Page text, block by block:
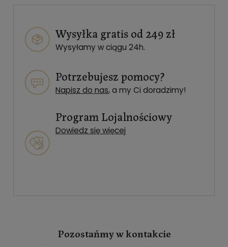
Wysyłka gratis od 249 zł
Wysyłamy w ciągu 24h.
Potrzebujesz pomocy?
Napisz do nas, a my Ci doradzimy!
Program Lojalnościowy
Dowiedz się więcej
Pozostańmy w kontakcie